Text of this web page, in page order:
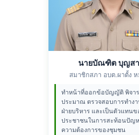
นายบัณฑิต บุญส
สมาชิกสภา อบต.ผาตั้ง
ทำหน้าที่ออกข้อบัญญัติ พิจา
ประมาณ ตรวจสอบการทำง
ฝ่ายบริหาร และเป็นตัวแทนข
ประชาชนในการสะท้อนปัญ
ความต้องการของชุมชน